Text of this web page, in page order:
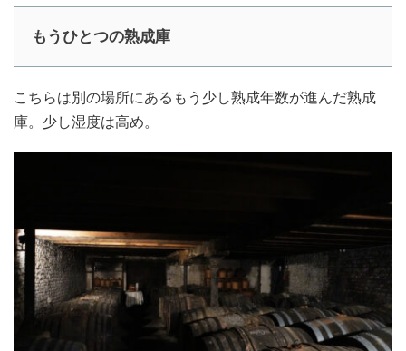
もうひとつの熟成庫
こちらは別の場所にあるもう少し熟成年数が進んだ熟成
庫。少し湿度は高め。